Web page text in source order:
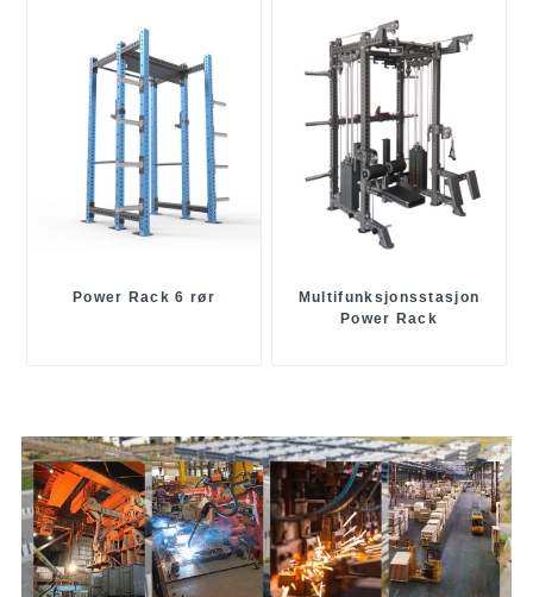
Power Rack 6 rør
Multifunksjonsstasjon
Power Rack